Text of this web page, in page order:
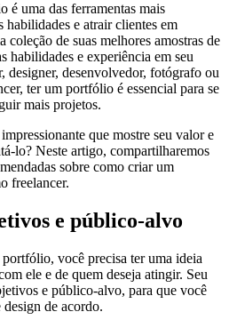
é uma das ferramentas mais
habilidades e atrair clientes em
de suas melhores amostras de
habilidades e experiência em seu
designer, desenvolvedor, fotógrafo ou
ter um portfólio é essencial para se
mais projetos.
que mostre seu valor e
lo? Neste artigo, compartilharemos
sobre como criar um
freelancer.
e público-alvo
você precisa ter uma ideia
ele e de quem deseja atingir. Seu
e público-alvo, para que você
design de acordo.